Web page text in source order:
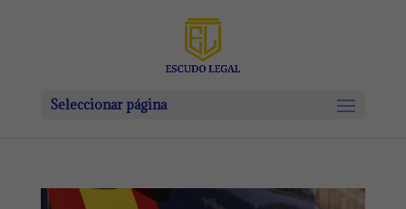
Seleccionar página